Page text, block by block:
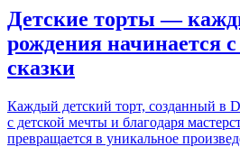
Детские торты —
рождения начинается
сказки
Каждый детский торт, созданный в
с детской мечты и благодаря
превращается в уникальное